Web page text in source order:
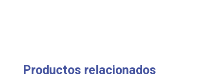
Productos relacionados